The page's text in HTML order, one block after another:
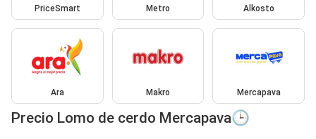
PriceSmart Metro Alkosto
Ara Makro Mercapava
Precio Lomo de cerdo Mercapava🕒